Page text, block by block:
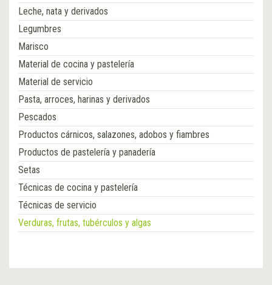
Leche, nata y derivados
Legumbres
Marisco
Material de cocina y pastelería
Material de servicio
Pasta, arroces, harinas y derivados
Pescados
Productos cárnicos, salazones, adobos y fiambres
Productos de pastelería y panadería
Setas
Técnicas de cocina y pastelería
Técnicas de servicio
Verduras, frutas, tubérculos y algas